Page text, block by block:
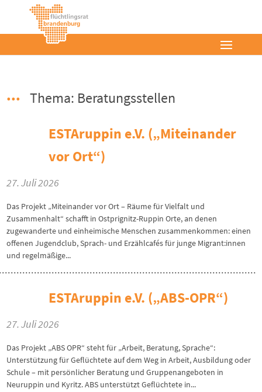
Thema: Beratungsstellen
ESTAruppin e.V. („Miteinander
vor Ort“)
27. Juli 2026
Das Projekt „Miteinander vor Ort – Räume für Vielfalt und
Zusammenhalt“ schafft in Ostprignitz-Ruppin Orte, an denen
zugewanderte und einheimische Menschen zusammenkommen: einen
offenen Jugendclub, Sprach- und Erzählcafés für junge Migrant:innen
und regelmäßige...
ESTAruppin e.V. („ABS-OPR“)
27. Juli 2026
Das Projekt „ABS OPR“ steht für „Arbeit, Beratung, Sprache“:
Unterstützung für Geflüchtete auf dem Weg in Arbeit, Ausbildung oder
Schule – mit persönlicher Beratung und Gruppenangeboten in
Neuruppin und Kyritz. ABS unterstützt Geflüchtete in...